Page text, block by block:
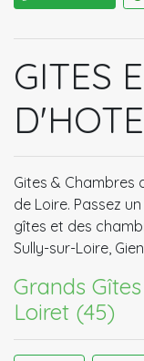
GITES
Gites & Chambres
de Loire. Passez
gîtes et des
Sully-sur-Loire,
Grands
Loiret (45)